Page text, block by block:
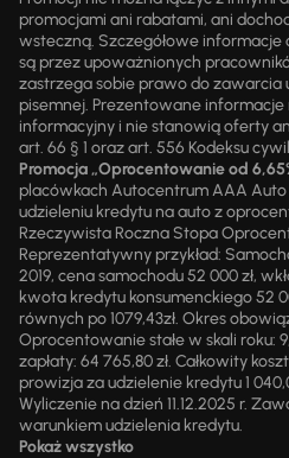
promocjami ani rabatami, ani
wsteczną. Szczegółowe
są przez upoważnionych
zastrzega sobie prawo do zawarcia
pisemnej. Prezentowane
informacyjny i nie stanowią oferty
art. 66 § 1 oraz art. 556 Kodeksu
Promocja „Oprocentowanie od
placówkach Autocentrum AAA Auto
udzieleniu kredytu na auto z
Rzeczywista Roczna Stopa
Reprezentatywny przykład:
2019, cena samochodu 52 000 zł,
kwota kredytu konsumenckiego 52
równych po 1079,43zł. Okres
Oprocentowanie stałe w skali roku:
zapłaty: 64 765,80 zł. Całkowity
prowizja za udzielenie kredytu 1
Wyliczenie na dzień 11.12.2025 r.
warunkiem udzielenia kredytu.
Pokaż wszystko